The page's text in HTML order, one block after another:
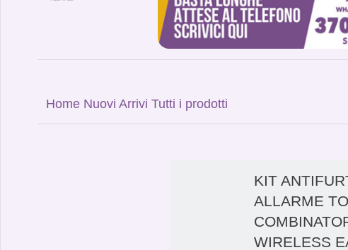
Home Nuovi Arrivi Tutti i prodotti
KIT
ALLARME
WIRELESS